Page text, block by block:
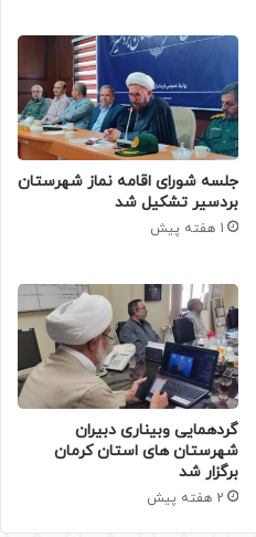
جلسه شورای اقامه نماز شهرستان
بردسیر تشکیل شد
1 هفته پیش
گردهمایی وبیناری دبیران
شهرستان های استان کرمان
برگزار شد
2 هفته پیش